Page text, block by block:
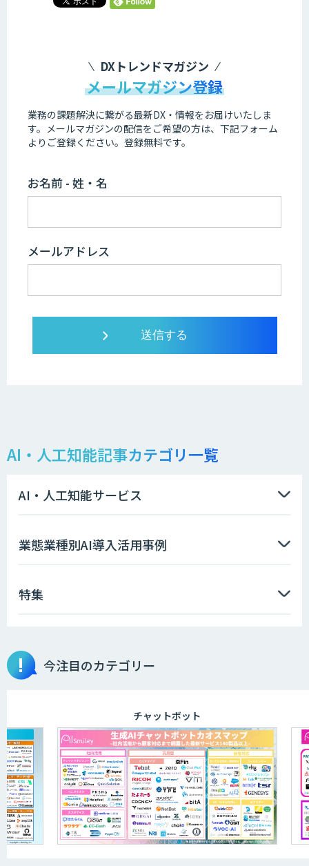
DXトレンドマガジン
メールマガジン登録
業務の課題解決に繋がる最新DX・情報をお届けいたしま
す。 メールマガジンの配信をご希望の方は、下記フォーム
よりご登録ください。登録無料です。
お名前 - 姓・名
メールアドレス
AI・人工知能記事カテゴリ一覧
AI・人工知能サービス
業態業種別AI導入活用事例
特集
今注目のカテゴリー
チャットボット